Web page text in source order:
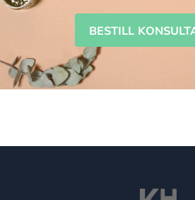
BESTILL